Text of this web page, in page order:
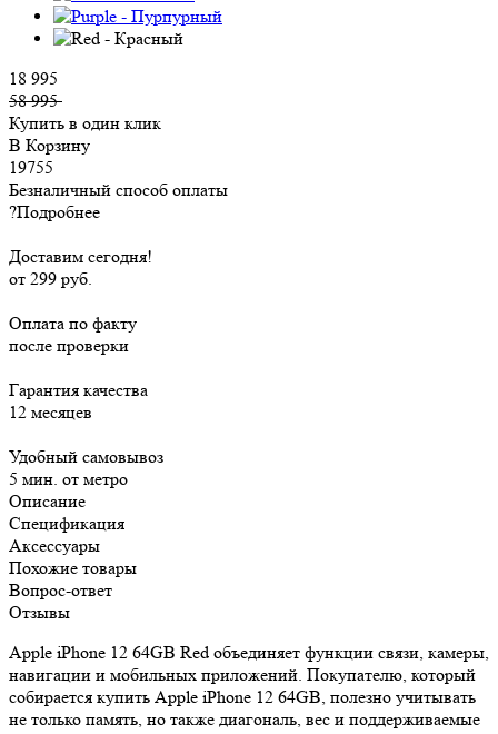
18 995
58 995
Купить в один клик
В Корзину
19755
Безналичный способ оплаты
?Подробнее
Доставим сегодня!
от 299 руб.
Оплата по факту
после проверки
Гарантия качества
12 месяцев
Удобный самовывоз
5 мин. от метро
Описание
Спецификация
Аксессуары
Похожие товары
Вопрос-ответ
Отзывы
Apple iPhone 12 64GB Red объединяет функции связи, камеры,
навигации и мобильных приложений. Покупателю, который
собирается купить Apple iPhone 12 64GB, полезно учитывать
не только память, но также диагональ, вес и поддерживаемые